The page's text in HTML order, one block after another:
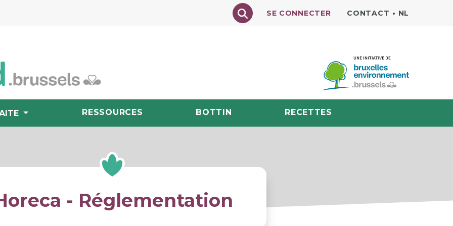
Texte à rechercher
SE CONNECTER CONTACT • NL
RESSOURCES BOTTIN RECETTES
- Réglementation